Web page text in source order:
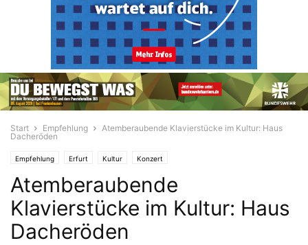
Start Empfehlung
Atemberaubende Klavierstücke im Kultur: Haus
Dacheröden
Empfehlung Erfurt Kultur Konzert
Atemberaubende
Klavierstücke im Kultur: Haus
Dacheröden